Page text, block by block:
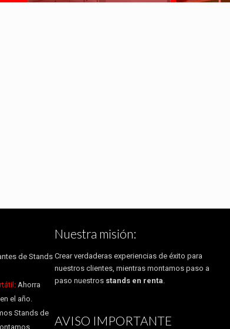
de Stands
Ahorra
el año.
Stands de
Nuestra misión:
Crear verdaderas experiencias de éxito para
nuestros clientes, mientras montamos paso a
paso nuestros stands en renta.
AVISO IMPORTANTE